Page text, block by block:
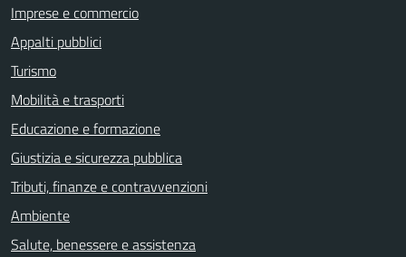
Imprese e commercio
Appalti pubblici
Turismo
Mobilità e trasporti
Educazione e formazione
Giustizia e sicurezza pubblica
Tributi, finanze e contravvenzioni
Ambiente
Salute, benessere e assistenza